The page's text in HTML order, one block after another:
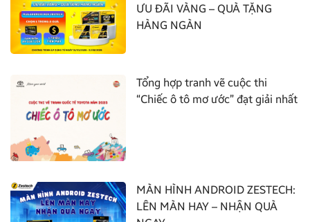
ƯU ĐÃI VÀNG – QUÀ TẶNG
HÀNG NGÀN
Tổng hợp tranh vẽ cuộc thi
“Chiếc ô tô mơ ước” đạt giải nhất
MÀN HÌNH ANDROID ZESTECH:
LÊN MÀN HAY – NHẬN QUÀ